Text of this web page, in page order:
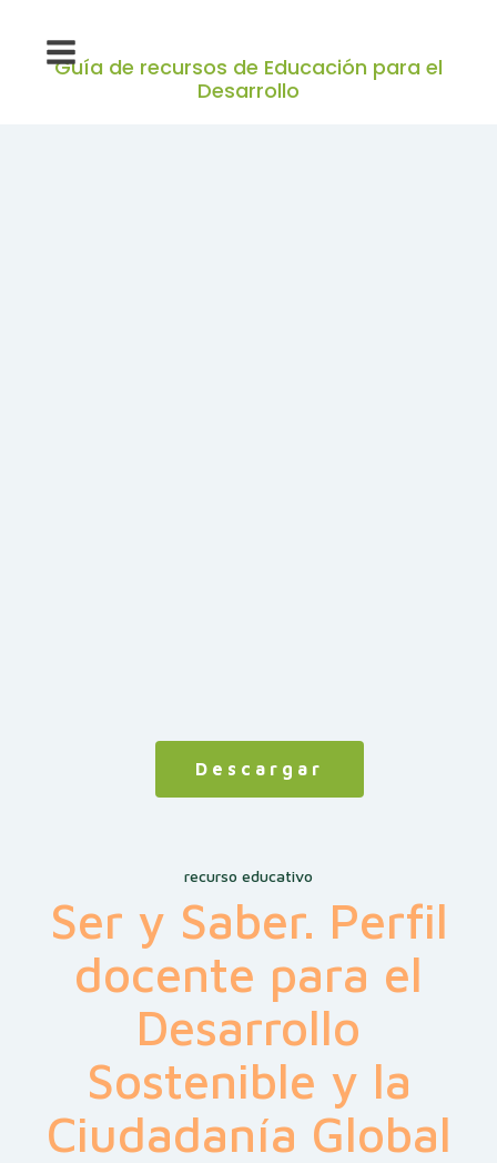
Guía de recursos de Educación para el
Desarrollo
Descargar
recurso educativo
Ser y Saber. Perfil
docente para el
Desarrollo
Sostenible y la
Ciudadanía Global